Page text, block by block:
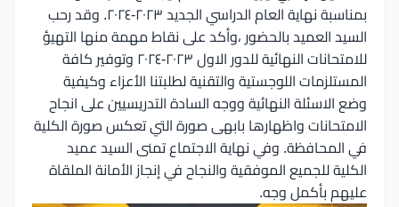
بمناسبة نهاية العام الدراسي الجديد ٢٠٢٣-٢٠٢٤. وقد رحب
السيد العميد بالحضور ،وأكد على نقاط مهمة منها التهيؤ
للامتحانات النهائية للدور الاول ٢٠٢٣-٢٠٢٤ وتوفير كافة
المستلزمات اللوجستية والتقنية لطلبتنا الأعزاء وكيفية
وضع الاسئلة النهائية ووجه السادة التدريسيين على انجاح
الامتحانات واظهارها بابهى صورة التي تعكس صورة الكلية
في المحافظة. وفي نهاية الاجتماع تمنى السيد عميد
الكلية للجميع الموفقية والنجاح في إنجاز الأمانة الملقاة
عليهم بأكمل وجه.